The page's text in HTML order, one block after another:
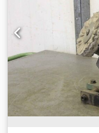
0,27 kW / 12000
/ 200 Hz -
komponenter: se
mått: 500/560/H670